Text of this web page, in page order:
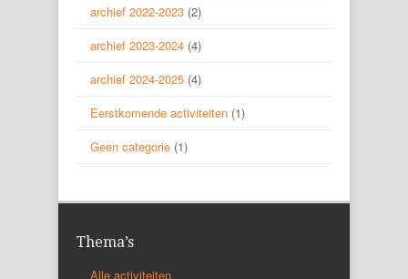
archief 2022-2023 (2)
archief 2023-2024 (4)
archief 2024-2025 (4)
Eerstkomende activiteiten (1)
Geen categorie (1)
Thema’s
Alle activiteiten